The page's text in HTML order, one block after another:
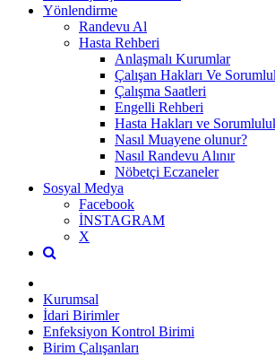
Yönlendirme
Randevu Al
Hasta Rehberi
Anlaşmalı Kurumlar
Çalışan Hakları Ve
Çalışma Saatleri
Engelli Rehberi
Hasta Hakları ve
Nasıl Muayene olunur?
Nasıl Randevu Alınır
Nöbetçi Eczaneler
Sosyal Medya
Facebook
İNSTAGRAM
X
Kurumsal
İdari Birimler
Enfeksiyon Kontrol Birimi
Birim Çalışanları